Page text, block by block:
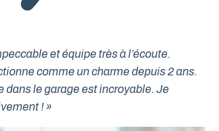
et équipe très à l’écoute.
comme un charme depuis 2 ans.
dans le garage est incroyable. Je
! »